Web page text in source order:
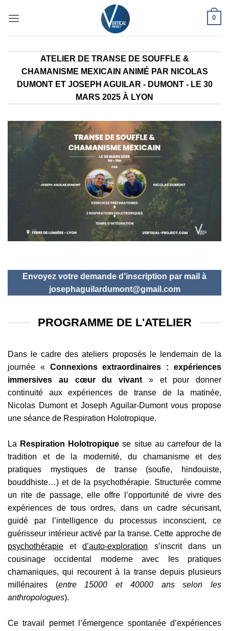
0
ATELIER DE TRANSE DE SOUFFLE &
CHAMANISME MEXICAIN ANIMÉ PAR NICOLAS
DUMONT ET JOSEPH AGUILAR - DUMONT - LE 30
MARS 2025 À LYON
Envoyez votre demande d’inscription par mail à
josephaguilardumont@gmail.com
PROGRAMME DE L'ATELIER
Dans le cadre des ateliers proposés le lendemain de la
journée « Connexions extraordinaires : expériences
immersives au cœur du vivant» et pour donner
continuité aux expériences de transe de la matinée,
Nicolas Dumont et Joseph Aguilar-Dumont vous propose
une séance de Respiration Holotropique.
La Respiration Holotropique se situe au carrefour de la
tradition et de la modernité, du chamanisme et des
pratiques mystiques de transe (soufie, hindouiste,
bouddhiste…) et de la psychothérapie. Structurée comme
un rite de passage, elle offre l’opportunité de vivre des
expériences de tous ordres, dans un cadre sécurisant,
guidé par l’intelligence du processus inconscient, ce
guérisseur intérieur activé par la transe. Cette approche de
psychothérapie etd’auto-exploration s’inscrit dans un
cousinage occidental moderne avec les pratiques
chamaniques, qui recourent à la transe depuis plusieurs
millénaires (entre 15000 et 40000 ans selon les
anthropologues).
Ce travail permet l’émergence spontanée d’expériences